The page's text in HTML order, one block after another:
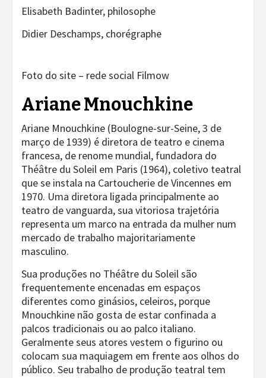
Elisabeth Badinter, philosophe
Didier Deschamps, chorégraphe
Foto do site – rede social Filmow
Ariane Mnouchkine
Ariane Mnouchkine (Boulogne-sur-Seine, 3 de
março de 1939) é diretora de teatro e cinema
francesa, de renome mundial, fundadora do
Théâtre du Soleil em Paris (1964), coletivo teatral
que se instala na Cartoucherie de Vincennes em
1970. Uma diretora ligada principalmente ao
teatro de vanguarda, sua vitoriosa trajetória
representa um marco na entrada da mulher num
mercado de trabalho majoritariamente
masculino.
Sua produções no Théâtre du Soleil são
frequentemente encenadas em espaços
diferentes como ginásios, celeiros, porque
Mnouchkine não gosta de estar confinada a
palcos tradicionais ou ao palco italiano.
Geralmente seus atores vestem o figurino ou
colocam sua maquiagem em frente aos olhos do
público. Seu trabalho de produção teatral tem